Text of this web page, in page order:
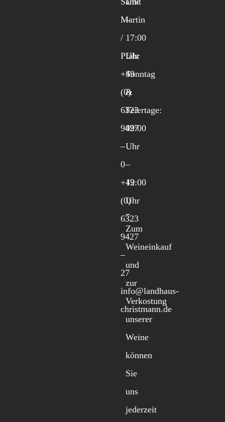
Martin
/
Pfalz
+49
(0)
6323
9427
–
0
+49
(0)
6323
9427
–
27
info@landhaus-
christmann.de
–
17:00
Uhr
Sonntag
&
Feiertage:
09:00
Uhr
–
12:00
Uhr
Zum
Weineinkauf
und
zur
Verkostung
unserer
Weine
können
Sie
uns
jederzeit